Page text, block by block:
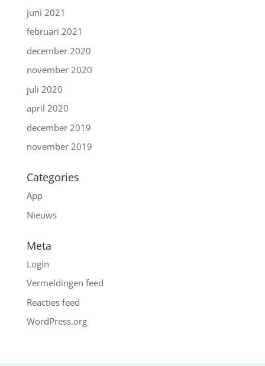
juni 2021
februari 2021
december 2020
november 2020
juli 2020
april 2020
december 2019
november 2019
Categories
App
Nieuws
Meta
Login
Vermeldingen feed
Reacties feed
WordPress.org